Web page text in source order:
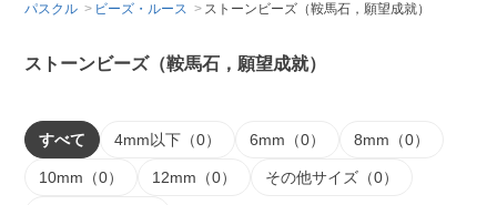
パスクル ビーズ・ルース ストーンビーズ（鞍馬石，願望成就）
ストーンビーズ（鞍馬石，願望成就）
すべて 4mm以下（0） 6mm（0） 8mm（0）
10mm（0） 12mm（0） その他サイズ（0）